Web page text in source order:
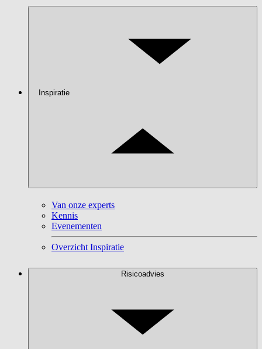
Inspiratie
Van onze experts
Kennis
Evenementen
Overzicht Inspiratie
Risicoadvies